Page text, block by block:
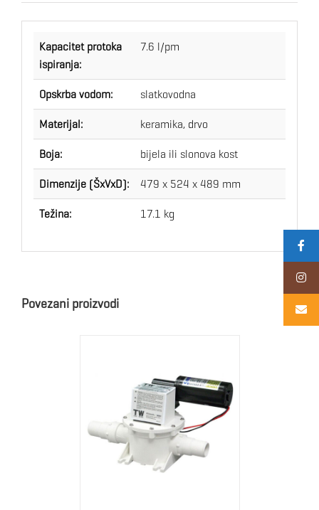
Kapacitet protoka
ispiranja:
7.6 l/pm
Opskrba vodom: slatkovodna
Materijal: keramika, drvo
Boja: bijela ili slonova kost
Dimenzije (ŠxVxD): 479 x 524 x 489 mm
Težina: 17.1 kg
Povezani proizvodi